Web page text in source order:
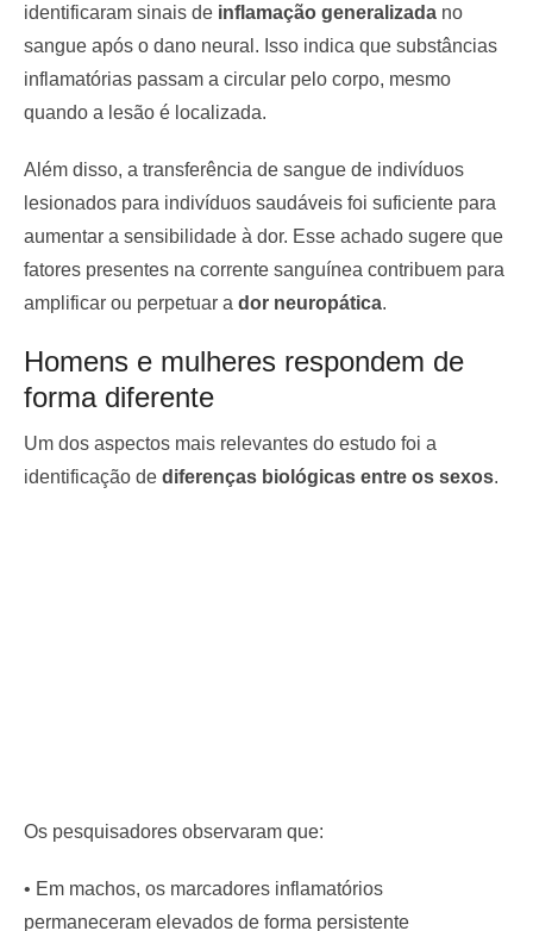
identificaram sinais de inflamação generalizada no
sangue após o dano neural. Isso indica que substâncias
inflamatórias passam a circular pelo corpo, mesmo
quando a lesão é localizada.
Além disso, a transferência de sangue de indivíduos
lesionados para indivíduos saudáveis foi suficiente para
aumentar a sensibilidade à dor. Esse achado sugere que
fatores presentes na corrente sanguínea contribuem para
amplificar ou perpetuar a dor neuropática.
Homens e mulheres respondem de
forma diferente
Um dos aspectos mais relevantes do estudo foi a
identificação de diferenças biológicas entre os sexos.
Os pesquisadores observaram que:
• Em machos, os marcadores inflamatórios
permaneceram elevados de forma persistente